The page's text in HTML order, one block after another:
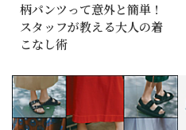
柄パンツって意外と簡単！
スタッフが教える大人の着
こなし術